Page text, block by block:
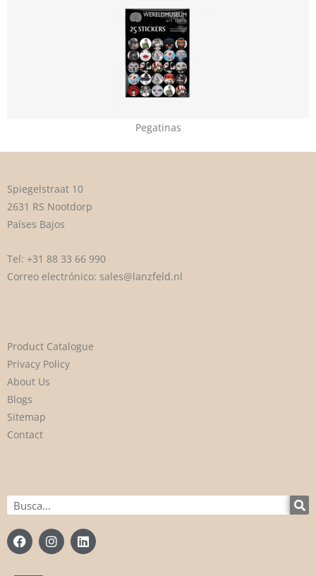
Pegatinas
Spiegelstraat 10
2631 RS Nootdorp
Países Bajos
Tel: +31 88 33 66 990
Correo electrónico: sales@lanzfeld.nl
Product Catalogue
Privacy Policy
About Us
Blogs
Sitemap
Contact
Buscar
F
a
c
e
I
n
s
L
i
n